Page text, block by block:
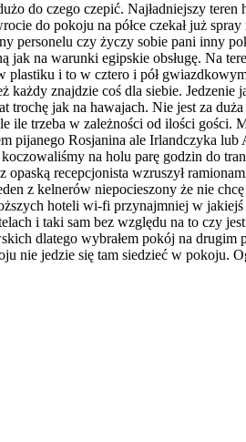
do czego czepić. Najładniejszy
do pokoju na półce czekał już
personelu czy życzy sobie pani inny
jak na warunki egipskie obsługę. Na
plastiku i to w cztero i pół
znajdzie coś dla siebie.
jak na hawajach. Nie jest za
trzeba w zależności od ilości
pijanego Rosjanina ale Irlandczyka
na holu parę godzin do
opaską recepcjonista wzruszył
z kelnerów niepocieszony że nie
hoteli wi-fi przynajmniej w jakiejś
i taki sam bez względu na to czy
dlatego wybrałem pokój na
nie jedzie się tam siedzieć w